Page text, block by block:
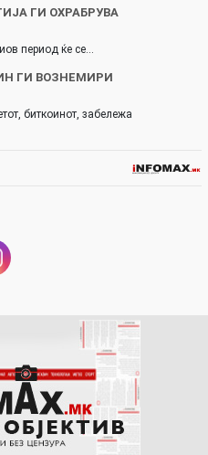
ГИ ОХРАБРУВА
период ќе се…
ГИ ВОЗНЕМИРИ
биткоинот, забележа